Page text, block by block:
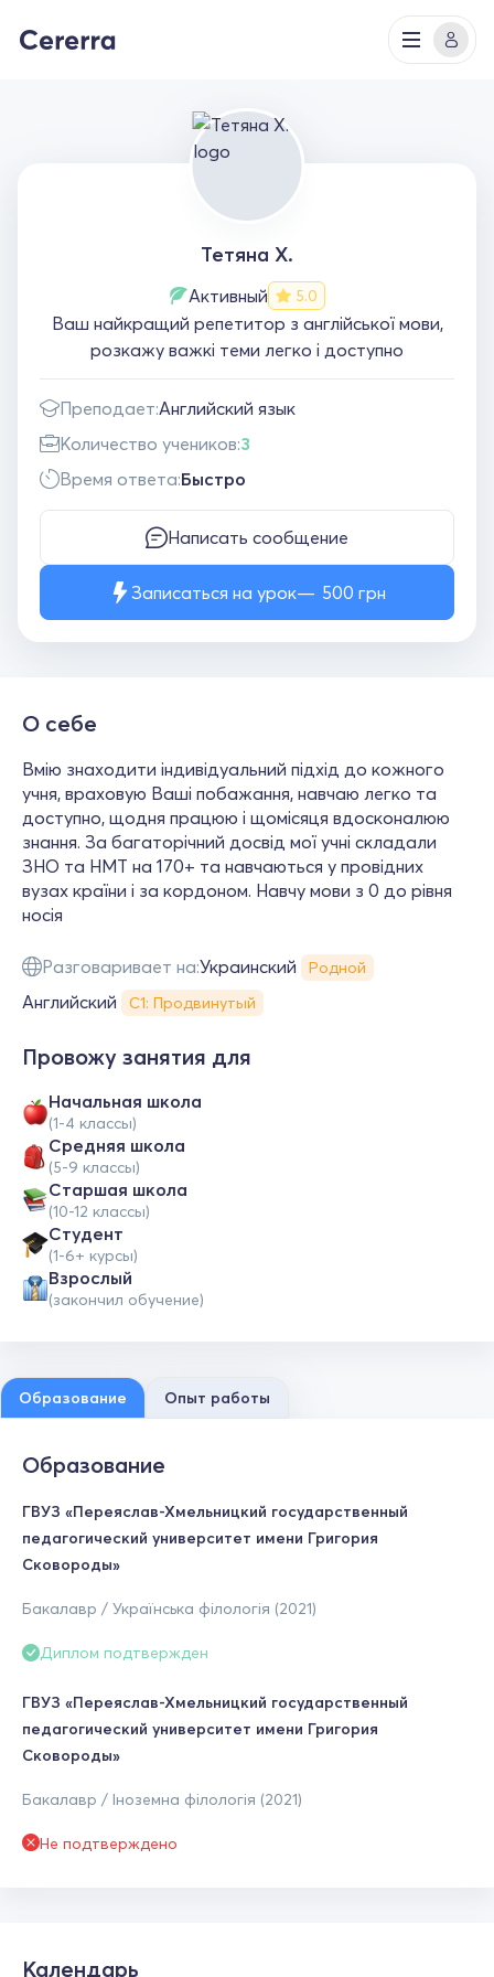
Тетяна Х.
Активный 5.0
Ваш найкращий репетитор з англійської мови,
розкажу важкі теми легко і доступно
Преподает:Английский язык
Количество учеников:3
Время ответа:Быстро
Написать сообщение
Записаться на урок 500 грн
О себе
Вмію знаходити індивідуальний підхід до кожного
учня, враховую Ваші побажання, навчаю легко та
доступно, щодня працюю і щомісяця вдосконалюю
знання. За багаторічний досвід мої учні складали
ЗНО та НМТ на 170+ та навчаються у провідних
вузах країни і за кордоном. Навчу мови з 0 до рівня
носія
Разговаривает на:Украинский Родной
Английский С1: Продвинутый
Провожу занятия для
Начальная школа
(1-4 классы)
Средняя школа
(5-9 классы)
Cтаршая школа
(10-12 классы)
Студент
(1-6+ курсы)
Взрослый
(закончил обучение)
Образование Опыт работы
Образование
ГВУЗ «Переяслав-Хмельницкий государственный
педагогический университет имени Григория
Сковороды»
Бакалавр / Українська філологія (2021)
Диплом подтвержден
ГВУЗ «Переяслав-Хмельницкий государственный
педагогический университет имени Григория
Сковороды»
Бакалавр / Іноземна філологія (2021)
Не подтверждено
Календарь